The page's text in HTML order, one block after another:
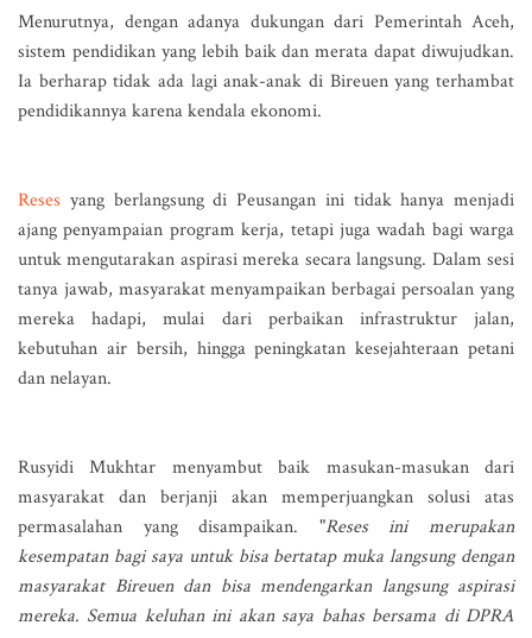
Menurutnya, dengan adanya dukungan dari Pemerintah Aceh,
sistem pendidikan yang lebih baik dan merata dapat diwujudkan.
Ia berharap tidak ada lagi anak-anak di Bireuen yang terhambat
pendidikannya karena kendala ekonomi.
Reses yang berlangsung di Peusangan ini tidak hanya menjadi
ajang penyampaian program kerja, tetapi juga wadah bagi warga
untuk mengutarakan aspirasi mereka secara langsung. Dalam sesi
tanya jawab, masyarakat menyampaikan berbagai persoalan yang
mereka hadapi, mulai dari perbaikan infrastruktur jalan,
kebutuhan air bersih, hingga peningkatan kesejahteraan petani
dan nelayan.
Rusyidi Mukhtar menyambut baik masukan-masukan dari
masyarakat dan berjanji akan memperjuangkan solusi atas
permasalahan yang disampaikan. "Reses ini merupakan
kesempatan bagi saya untuk bisa bertatap muka langsung dengan
masyarakat Bireuen dan bisa mendengarkan langsung aspirasi
mereka. Semua keluhan ini akan saya bahas bersama di DPRA